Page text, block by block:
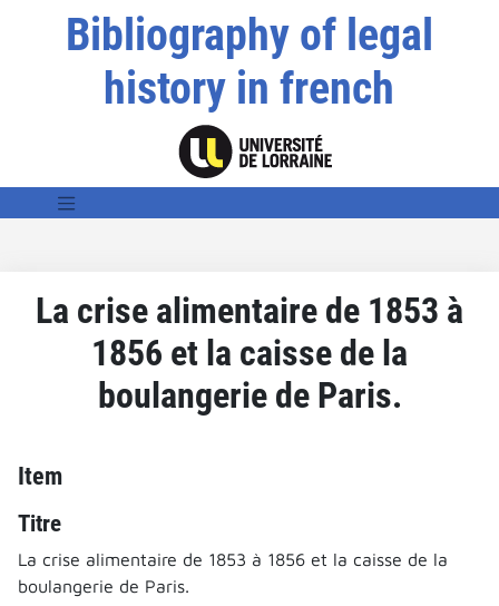
Bibliography of legal
history in french
La crise alimentaire de 1853 à
1856 et la caisse de la
boulangerie de Paris.
Item
Titre
La crise alimentaire de 1853 à 1856 et la caisse de la
boulangerie de Paris.